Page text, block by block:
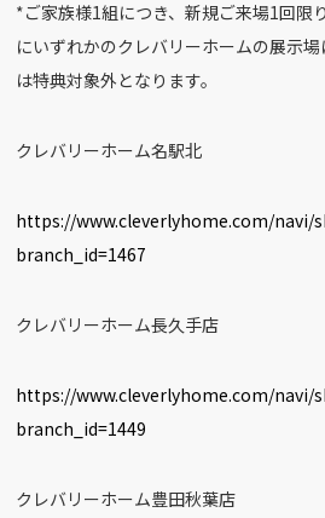
*ご家族様1組につき、新規ご来場1回限
にいずれかのクレバリーホームの展示
は特典対象外となります。
クレバリーホーム名駅北
https://www.cleverlyhome.com/navi/
branch_id=1467
クレバリーホーム長久手店
https://www.cleverlyhome.com/navi/
branch_id=1449
クレバリーホーム豊田秋葉店